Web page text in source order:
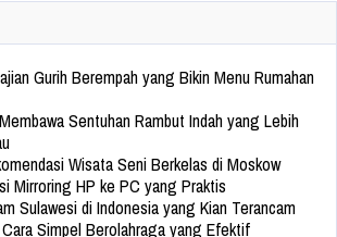
Gurih Berempah yang Bikin Menu Rumahan
Sentuhan Rambut Indah yang Lebih
Wisata Seni Berkelas di Moskow
Mirroring HP ke PC yang Praktis
Sulawesi di Indonesia yang Kian Terancam
Simpel Berolahraga yang Efektif